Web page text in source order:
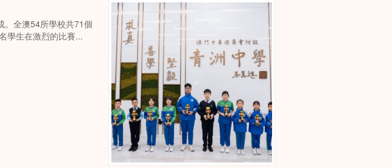
。全澳54所學校共71個
學生在激烈的比賽...